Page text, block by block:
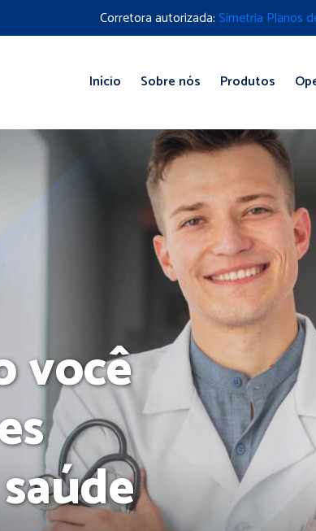
Corretora autorizada:Simetria Planos
Início Sobre nós Produtos
você